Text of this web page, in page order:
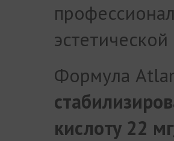
Формула
кислоту 22